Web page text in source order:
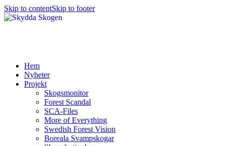
Skip to contentSkip to footer
Hem
Nyheter
Projekt
Skogsmonitor
Forest Scandal
SCA-Files
More of Everything
Swedish Forest Vision
Boreala Svampskogar